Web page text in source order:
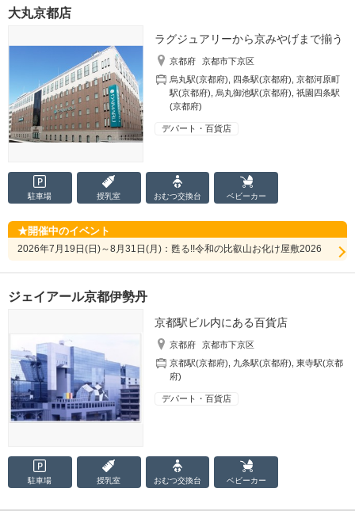
大丸京都店
ラグジュアリーから京みやげまで揃う
京都府
京都市下京区
烏丸駅(京都府)
四条駅(京都府) ,京都河原町
駅(京都府)
烏丸御池駅(京都府) ,祇園四条駅
(京都府)
デパート・百貨店
駐車場 授乳室 おむつ交換台 ベビーカー
開催中のイベント
2026年7月19日(日)～8月31日(月)：甦る!!令和の比叡山お化け屋敷2026
ジェイアール京都伊勢丹
京都駅ビル内にある百貨店
京都府
京都市下京区
京都駅(京都府)
九条駅(京都府) ,東寺駅(京都
府)
デパート・百貨店
駐車場 授乳室 おむつ交換台 ベビーカー